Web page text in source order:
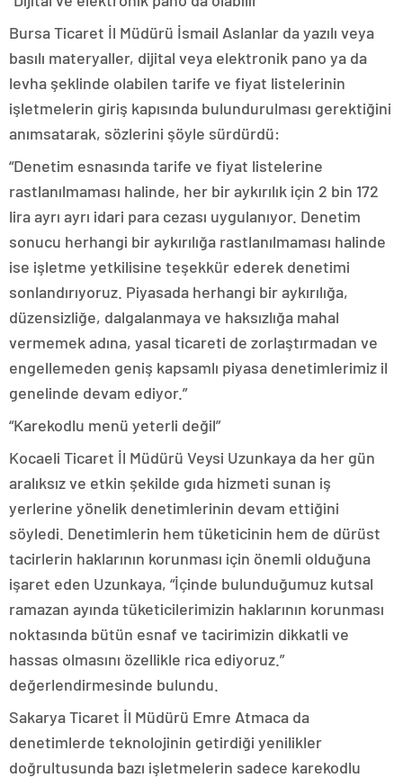
Bursa Ticaret İl Müdürü İsmail Aslanlar da yazılı veya
basılı materyaller, dijital veya elektronik pano ya da
levha şeklinde olabilen tarife ve fiyat listelerinin
işletmelerin giriş kapısında bulundurulması gerektiğini
anımsatarak, sözlerini şöyle sürdürdü:
“Denetim esnasında tarife ve fiyat listelerine
rastlanılmaması halinde, her bir aykırılık için 2 bin 172
lira ayrı ayrı idari para cezası uygulanıyor. Denetim
sonucu herhangi bir aykırılığa rastlanılmaması halinde
ise işletme yetkilisine teşekkür ederek denetimi
sonlandırıyoruz. Piyasada herhangi bir aykırılığa,
düzensizliğe, dalgalanmaya ve haksızlığa mahal
vermemek adına, yasal ticareti de zorlaştırmadan ve
engellemeden geniş kapsamlı piyasa denetimlerimiz il
genelinde devam ediyor.”
“Karekodlu menü yeterli değil”
Kocaeli Ticaret İl Müdürü Veysi Uzunkaya da her gün
aralıksız ve etkin şekilde gıda hizmeti sunan iş
yerlerine yönelik denetimlerinin devam ettiğini
söyledi. Denetimlerin hem tüketicinin hem de dürüst
tacirlerin haklarının korunması için önemli olduğuna
işaret eden Uzunkaya, “İçinde bulunduğumuz kutsal
ramazan ayında tüketicilerimizin haklarının korunması
noktasında bütün esnaf ve tacirimizin dikkatli ve
hassas olmasını özellikle rica ediyoruz.”
değerlendirmesinde bulundu.
Sakarya Ticaret İl Müdürü Emre Atmaca da
denetimlerde teknolojinin getirdiği yenilikler
doğrultusunda bazı işletmelerin sadece karekodlu